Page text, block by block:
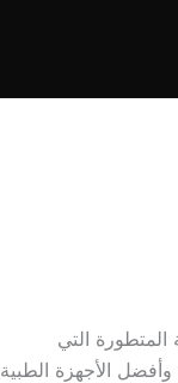
التي
الأجهزة الطبية